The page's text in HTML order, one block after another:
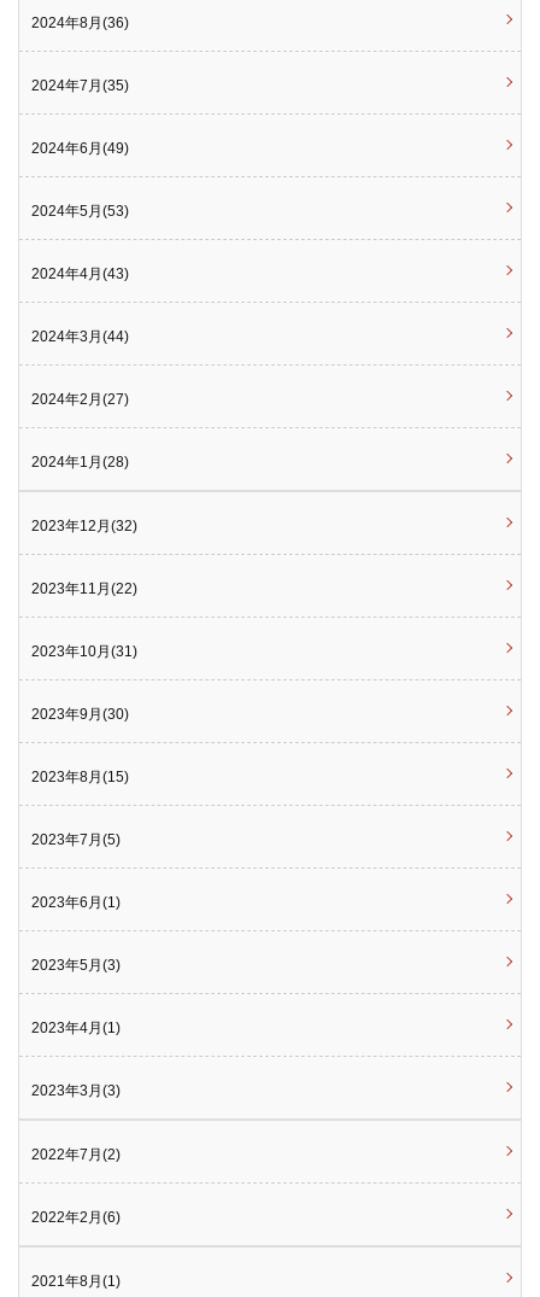
2024年8月(36)
2024年7月(35)
2024年6月(49)
2024年5月(53)
2024年4月(43)
2024年3月(44)
2024年2月(27)
2024年1月(28)
2023年12月(32)
2023年11月(22)
2023年10月(31)
2023年9月(30)
2023年8月(15)
2023年7月(5)
2023年6月(1)
2023年5月(3)
2023年4月(1)
2023年3月(3)
2022年7月(2)
2022年2月(6)
2021年8月(1)